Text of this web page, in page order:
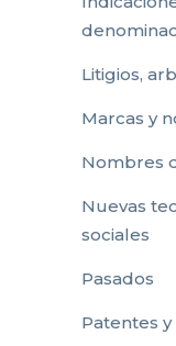
Litigios,
Marcas y
Nombres
Nuevas
sociales
Pasados
Patentes